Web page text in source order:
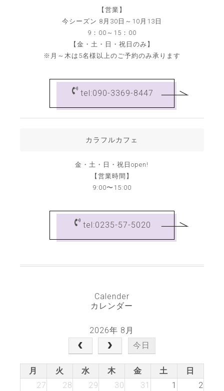
【営業】
今シーズン 8月30日～10月13日
9：00～15：00
【金・土・日・祝日のみ】
※月～木は5名様以上のご予約のみ承ります
tel:090-3369-8447
カラフルカフェ
金・土・日・祝日open!
【営業時間】
9:00〜15:00
tel:0235-57-5020
Calender
カレンダー
2026年 8月
今日
月 火 水 木 金 土
日
27
28 29 30 31 1 2